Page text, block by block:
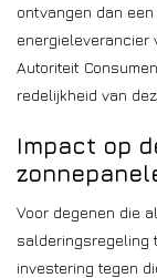
ontvangen dan
energieleverancier
Autoriteit
redelijkheid van
Impact op
Voor degenen die
salderingsregeling
investering tegen